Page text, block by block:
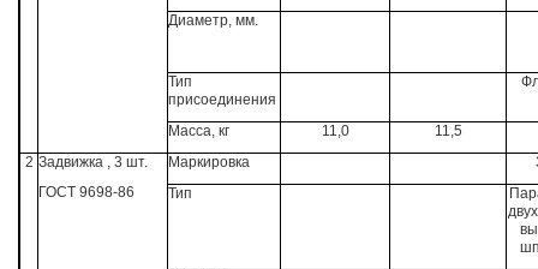
Диаметр, мм.
Тип
присоединения
Масса, кг 11,0
11,5
2 Задвижка , 3 шт.
ГОСТ 9698-86
Маркировка
Тип